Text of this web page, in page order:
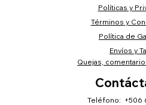
Políticas y
Términos y
Envíos y
Política de
Quejas,
Teléfono: +506